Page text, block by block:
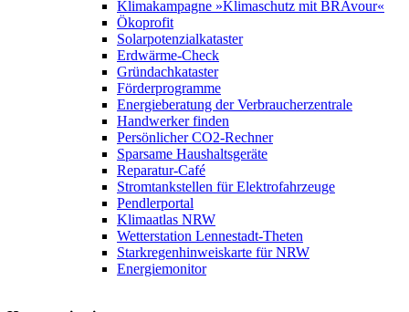
Klimakampagne »Klimaschutz mit BRAvour«
Ökoprofit
Solarpotenzialkataster
Erdwärme-Check
Gründachkataster
Förderprogramme
Energieberatung der Verbraucherzentrale
Handwerker finden
Persönlicher CO2-Rechner
Sparsame Haushaltsgeräte
Reparatur-Café
Stromtankstellen für Elektrofahrzeuge
Pendlerportal
Klimaatlas NRW
Wetterstation Lennestadt-Theten
Starkregenhinweiskarte für NRW
Energiemonitor